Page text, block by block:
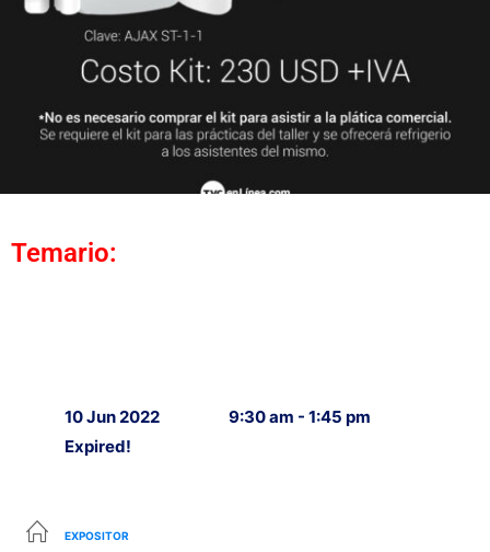
Temario:
10 Jun 2022
Expired!
9:30 am - 1:45 pm
EXPOSITOR